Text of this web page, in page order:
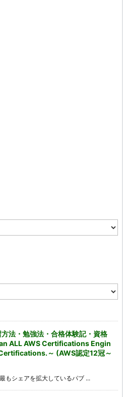
法・勉強法・合格体験記・資格
ALL AWS Certifications Engin
～ (AWS認定12冠～
もシェアを拡大しているパブ ...